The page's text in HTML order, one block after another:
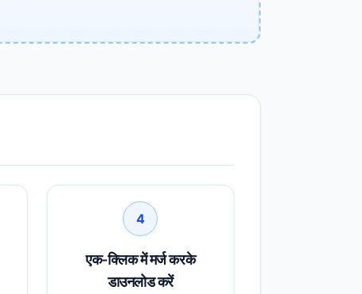
4
एक-क्लिक में मर्ज करके
डाउनलोड करें